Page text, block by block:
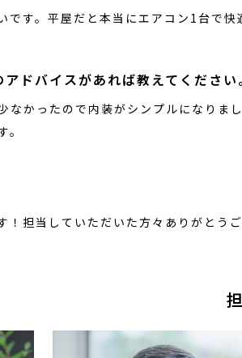
す。平屋だと本当にエアコン1台で快
ドバイスがあれば教えてください。
なかったので内装がシンプルになり
！担当していただいた方々ありがとう